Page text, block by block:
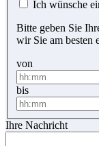
Ich wünsche
Bitte geben Sie
wir Sie am besten
von
bis
Ihre Nachricht